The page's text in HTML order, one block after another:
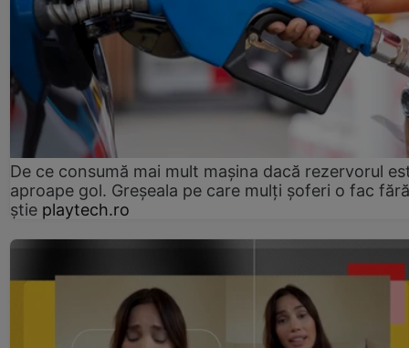
De ce consumă mai mult mașina dacă rezervorul
aproape gol. Greșeala pe care mulți șoferi o fac
știe playtech.ro